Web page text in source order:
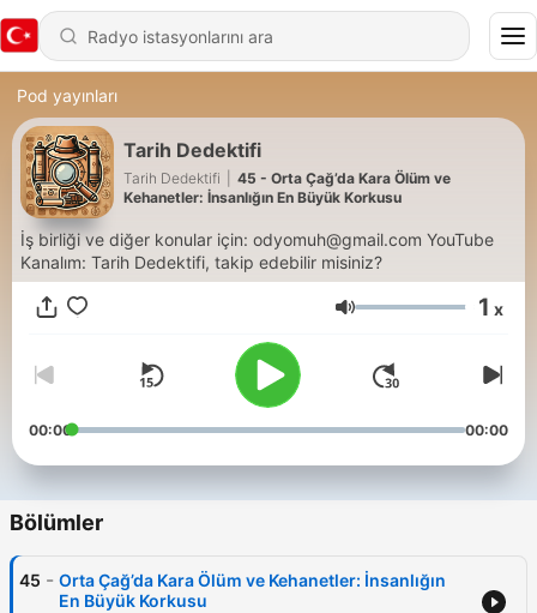
Pod yayınları
Tarih Dedektifi
Tarih Dedektifi
45 - Orta Çağ’da Kara Ölüm ve
Kehanetler: İnsanlığın En Büyük Korkusu
İş birliği ve diğer konular için: odyomuh@gmail.com YouTube
Kanalım: Tarih Dedektifi, takip edebilir misiniz?
Ses 1 x
00:00 00:00
Bölümler
45 - Orta Çağ’da Kara Ölüm ve Kehanetler: İnsanlığın
En Büyük Korkusu